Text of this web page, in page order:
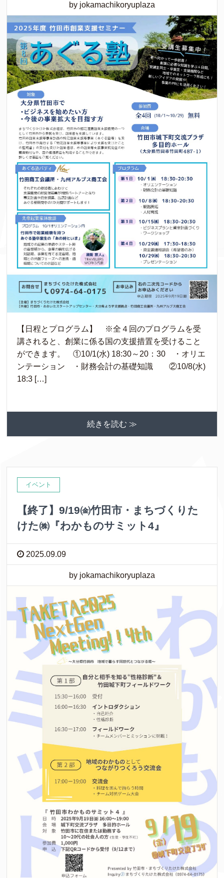
by jokamachikoryuplaza
【日程とプログラム】 ※全４回のプログラムを受
講されると、創業に係る国の支援措置を受けること
ができます。 ①10/1(水) 18:30～20：30 ・オリエ
ンテーション ・財務会計の基礎知識 ②10/8(水)
18:3 […]
続きを読む ≫
イベント
【終了】9/19㈮竹田市・まちづくりた
けた㈱『わかものサミット4』
2025.09.09
by jokamachikoryuplaza